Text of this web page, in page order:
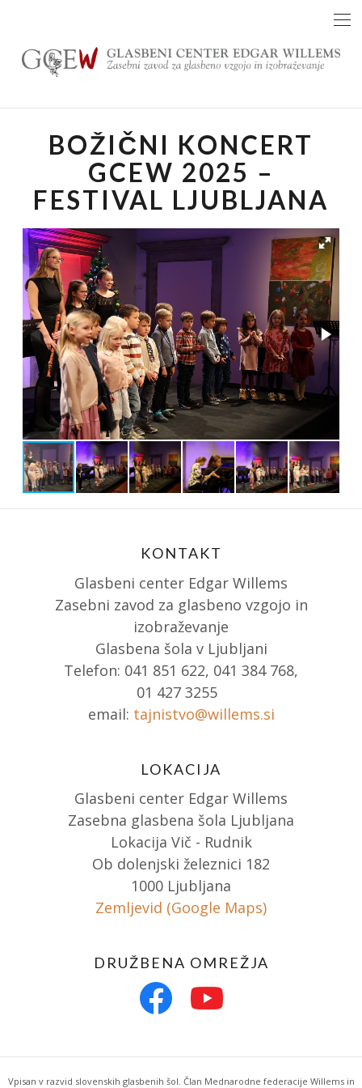
content
BOŽIČNI KONCERT
GCEW 2025 –
FESTIVAL LJUBLJANA
KONTAKT
Glasbeni center Edgar Willems
Zasebni zavod za glasbeno vzgojo in
izobraževanje
Glasbena šola v Ljubljani
Telefon: 041 851 622, 041 384 768,
01 427 3255
email: tajnistvo@willems.si
LOKACIJA
Glasbeni center Edgar Willems
Zasebna glasbena šola Ljubljana
Lokacija Vič - Rudnik
Ob dolenjski železnici 182
1000 Ljubljana
Zemljevid (Google Maps)
DRUŽBENA OMREŽJA
Vpisan v razvid slovenskih glasbenih šol. Član Mednarodne federacije Willems in